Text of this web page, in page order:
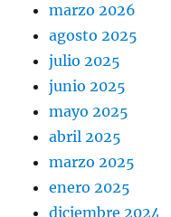
marzo 2026
agosto 2025
julio 2025
junio 2025
mayo 2025
abril 2025
marzo 2025
enero 2025
diciembre 2024